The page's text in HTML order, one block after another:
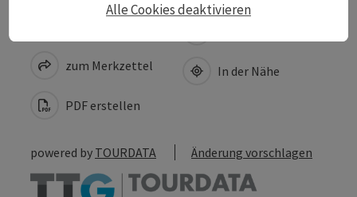
zum Merkzettel
PDF erstellen
In der Nähe
powered by TOURDATA Änderung vorschlagen
Alle Cookies deaktivieren